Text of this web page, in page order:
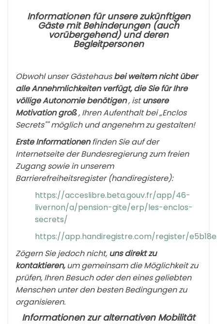
Informationen für unsere zukünftigen
Gäste mit Behinderungen (auch
vorübergehend) und deren
Begleitpersonen
Obwohl unser Gästehausbei weitem nicht über
alle Annehmlichkeiten verfügt, die Sie für Ihre
völlige Autonomie benötigen, istunsere
Motivation groß, Ihren Aufenthalt bei „Enclos
Secrets"" möglich und angenehm zu gestalten!
Erste Informationenfinden Sie auf der
Internetseite der Bundesregierung zum freien
Zugang sowie in unserem
Barrierefreiheitsregister (handiregistere):
https://acceslibre.beta.gouv.fr/app/46-
livernon/a/pension-gite/erp/les-enclos-
secrets/
https://app.handiregistre.com/register/
Zögern Sie jedoch nicht, uns direkt zu
kontaktieren,um gemeinsam die Möglichkeit zu
prüfen, Ihren Besuch oder den eines geliebten
Menschen unter den besten Bedingungen zu
organisieren.
Informationen zur alternativen Mobilität